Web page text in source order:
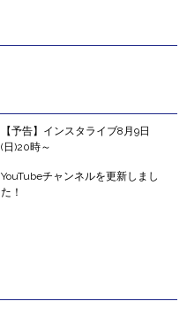
【予告】インスタライブ8月9日
(日)20時～
YouTubeチャンネルを更新しまし
た！